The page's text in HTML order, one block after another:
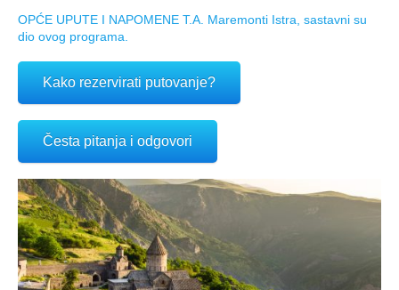
OPĆE UPUTE I NAPOMENE T.A. Maremonti Istra, sastavni su
dio ovog programa.
Kako rezervirati putovanje?
Česta pitanja i odgovori